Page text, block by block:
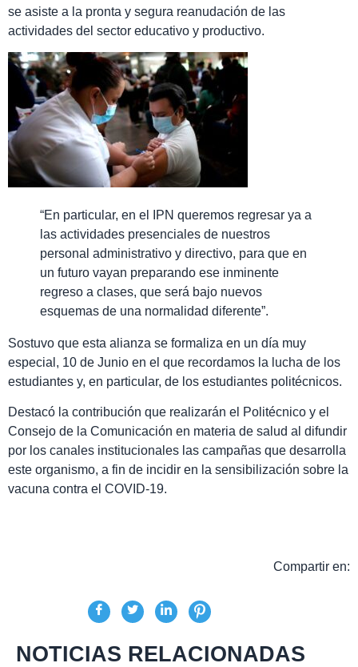
se asiste a la pronta y segura reanudación de las
actividades del sector educativo y productivo.
“En particular, en el IPN queremos regresar ya a
las actividades presenciales de nuestros
personal administrativo y directivo, para que en
un futuro vayan preparando ese inminente
regreso a clases, que será bajo nuevos
esquemas de una normalidad diferente”.
Sostuvo que esta alianza se formaliza en un día muy
especial, 10 de Junio en el que recordamos la lucha de los
estudiantes y, en particular, de los estudiantes politécnicos.
Destacó la contribución que realizarán el Politécnico y el
Consejo de la Comunicación en materia de salud al difundir
por los canales institucionales las campañas que desarrolla
este organismo, a fin de incidir en la sensibilización sobre la
vacuna contra el COVID-19.
Compartir en:
NOTICIAS RELACIONADAS